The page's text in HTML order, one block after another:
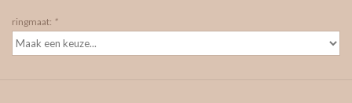
ringmaat: *